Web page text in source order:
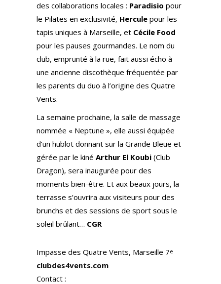
des collaborations locales : Paradisio pour
le Pilates en exclusivité, Hercule pour les
tapis uniques à Marseille, et Cécile Food
pour les pauses gourmandes. Le nom du
club, emprunté à la rue, fait aussi écho à
une ancienne discothèque fréquentée par
les parents du duo à l’origine des Quatre
Vents.
La semaine prochaine, la salle de massage
nommée « Neptune », elle aussi équipée
d’un hublot donnant sur la Grande Bleue et
gérée par le kiné Arthur El Koubi (Club
Dragon), sera inaugurée pour des
moments bien-être. Et aux beaux jours, la
terrasse s’ouvrira aux visiteurs pour des
brunchs et des sessions de sport sous le
soleil brûlant… CGR
Impasse des Quatre Vents, Marseille 7e
clubdes4vents.com
Contact :